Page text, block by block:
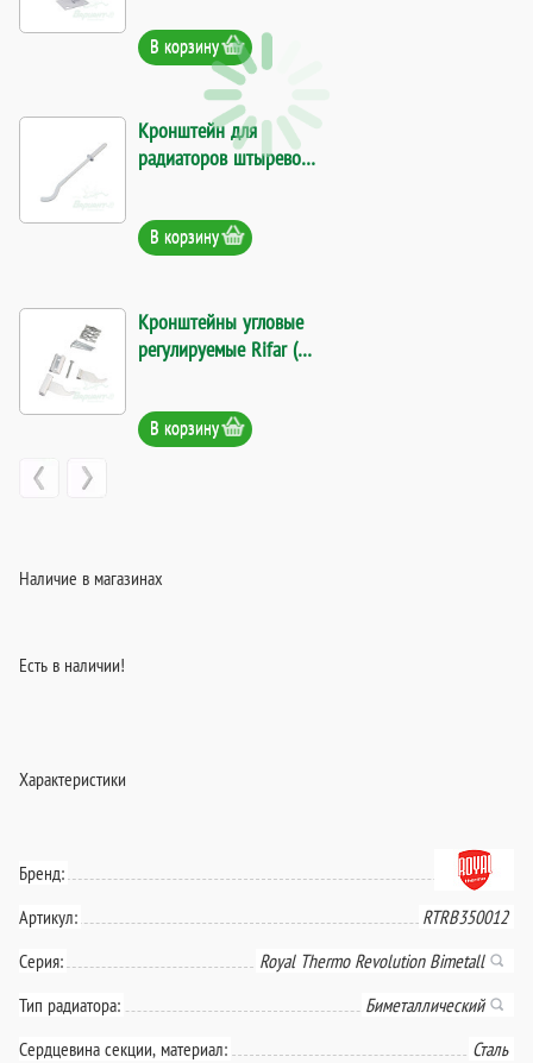
В корзину
Кронштейн для
радиаторов штыревой
В корзину
Кронштейны угловые
регулируемые Rifar (в
В корзину
Наличие в магазинах
Есть в наличии!
Характеристики
Бренд:
Артикул:
RTRB350012
Серия:
Royal Thermo Revolution Bimetall
Тип радиатора:
Биметаллический
Сердцевина секции, материал:
Сталь